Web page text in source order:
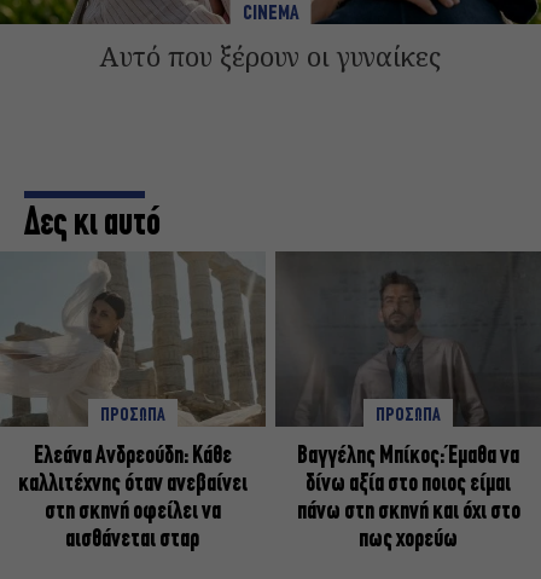
CINEMA
Αυτό που ξέρουν οι γυναίκες
Δες κι αυτό
ΠΡΟΣΩΠΑ
Ελεάνα Ανδρεούδη: Κάθε
καλλιτέχνης όταν ανεβαίνει
στη σκηνή οφείλει να
αισθάνεται σταρ
ΠΡΟΣΩΠΑ
Βαγγέλης Μπίκος: Έμαθα να
δίνω αξία στο ποιος είμαι
πάνω στη σκηνή και όχι στο
πως χορεύω